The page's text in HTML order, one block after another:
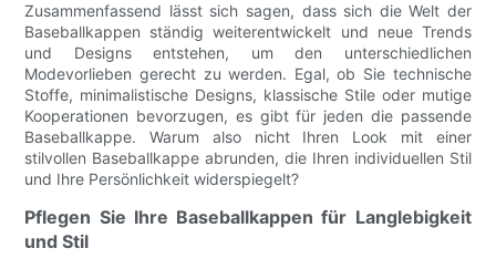
Zusammenfassend lässt sich sagen, dass sich die Welt der
Baseballkappen ständig weiterentwickelt und neue Trends
und Designs entstehen, um den unterschiedlichen
Modevorlieben gerecht zu werden. Egal, ob Sie technische
Stoffe, minimalistische Designs, klassische Stile oder mutige
Kooperationen bevorzugen, es gibt für jeden die passende
Baseballkappe. Warum also nicht Ihren Look mit einer
stilvollen Baseballkappe abrunden, die Ihren individuellen Stil
und Ihre Persönlichkeit widerspiegelt?
Pflegen Sie Ihre Baseballkappen für Langlebigkeit
und Stil